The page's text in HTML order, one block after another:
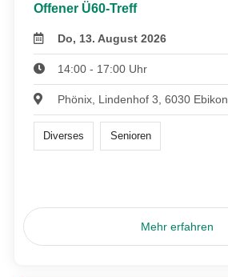
Offener Ü60-Treff
Do, 13. August 2026
14:00 - 17:00 Uhr
Phönix, Lindenhof 3, 6030 Ebikon
Diverses Senioren
Mehr erfahren